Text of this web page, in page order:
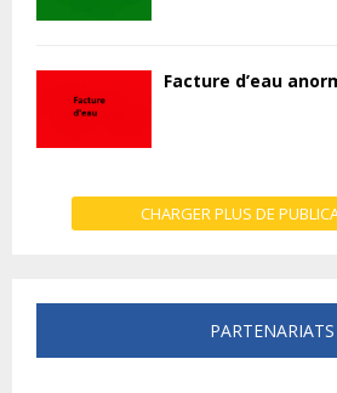
Facture d’eau
CHARGER PLUS DE
PARTENARIATS